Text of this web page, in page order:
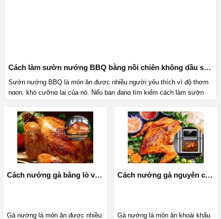
Cách làm sườn nướng BBQ bằng nồi chiên không dầu siêu ngon, hấp dẫn
Sườn nướng BBQ là món ăn được nhiều người yêu thích vì độ thơm
ngon, khó cưỡng lại của nó. Nếu bạn đang tìm kiếm cách làm sườn
chính là bài hướng dẫn bạn cần. Cùng theo dõi nhé!
Cách nướng gà bằng lò vi sóng giòn ngon, khó cưỡng
Gà nướng là món ăn được nhiều
Cách nướng gà nguyên con bằng nồi chiên không dầu thơm ngon, hấp dẫn
Gà nướng là món ăn khoái khẩu